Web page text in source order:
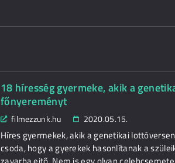
18 híresség gyermeke, akik a
főnyereményt
filmezzunk.hu 2020.05.15.
Híres gyermekek, akik a genetikai
csoda, hogy a gyerekek hasonlítanak a